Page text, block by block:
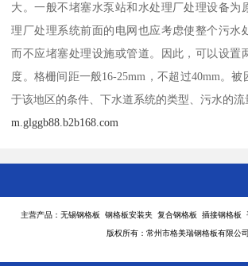
大。一般不堵塞水泵站和水处理厂处理设备为
理厂处理系统前面的电网也应考虑使整个污水
而不应堵塞处理设施或管道。因此，可以设置
度。格栅间距一般16-25mm，不超过40mm。
于该地区的条件、下水道系统的类型、污水的流
m.glggb88.b2b168.com
主营产品：无锡钢格板 钢格板安装夹 复合钢格板 插接钢格板
版权所有：常州市格美瑞钢格板有限公司